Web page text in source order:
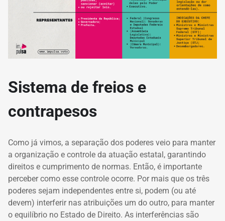
Sistema de freios e
contrapesos
Como já vimos, a separação dos poderes veio para manter
a organização e controle da atuação estatal, garantindo
direitos e cumprimento de normas. Então, é importante
perceber como esse controle ocorre. Por mais que os três
poderes sejam independentes entre si, podem (ou até
devem) interferir nas atribuições um do outro, para manter
o equilíbrio no Estado de Direito. As interferências são